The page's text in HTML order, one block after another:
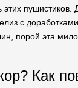
пушистиков.
с
порой эта
Как